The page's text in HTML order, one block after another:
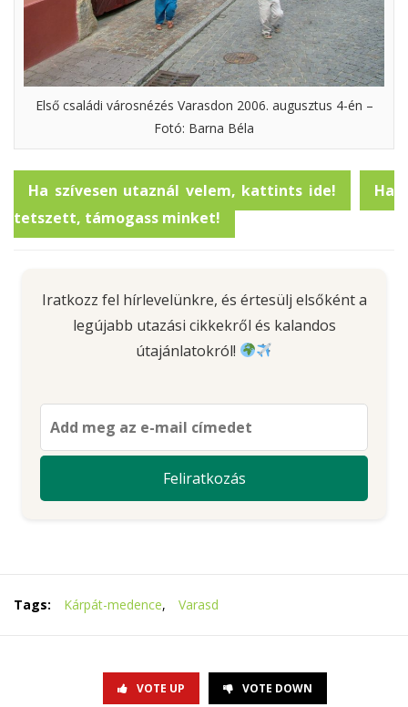
Első családi városnézés Varasdon 2006. augusztus 4-én –
Fotó: Barna Béla
Ha szívesen utaznál velem, kattints ide!
Ha
tetszett, támogass minket!
Iratkozz fel hírlevelünkre, és értesülj elsőként a
legújabb utazási cikkekről és kalandos
útajánlatokról!
Tags: Kárpát-medence, Varasd
VOTE UP VOTE DOWN